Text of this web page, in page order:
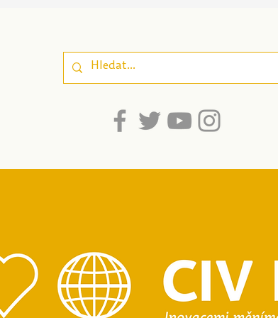
srozumitelnost pro
dospívající